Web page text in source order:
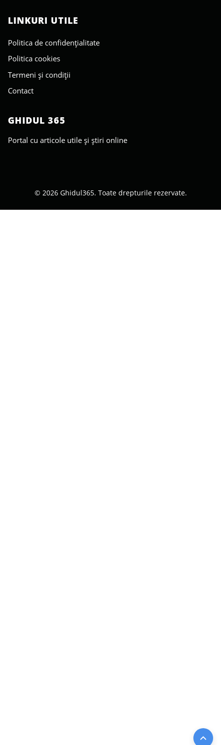
LINKURI UTILE
Politica de confidențialitate
Politica cookies
Termeni și condiții
Contact
GHIDUL 365
Portal cu articole utile și știri online
© 2026 Ghidul365. Toate drepturile rezervate.